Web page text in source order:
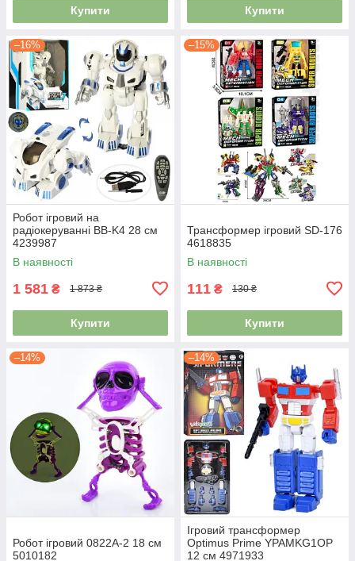
Купити Купити
–16%
Робот ігровий на
радіокеруванні BB-K4 28 см
4239987
В наявності
1 581 ₴ 1 873 ₴
Купити
–15%
Трансформер ігровий SD-176
4618835
В наявності
111 ₴ 130 ₴
Купити
–14%
Робот ігровий 0822A-2 18 см
5010182
–14%
Ігровий трансформер
Optimus Prime YPAMKG1OP
12 см 4971933